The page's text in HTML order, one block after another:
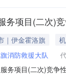
务项目(二次)
｜伊金霍洛旗
消防救援大队
务项目(二次)竞争